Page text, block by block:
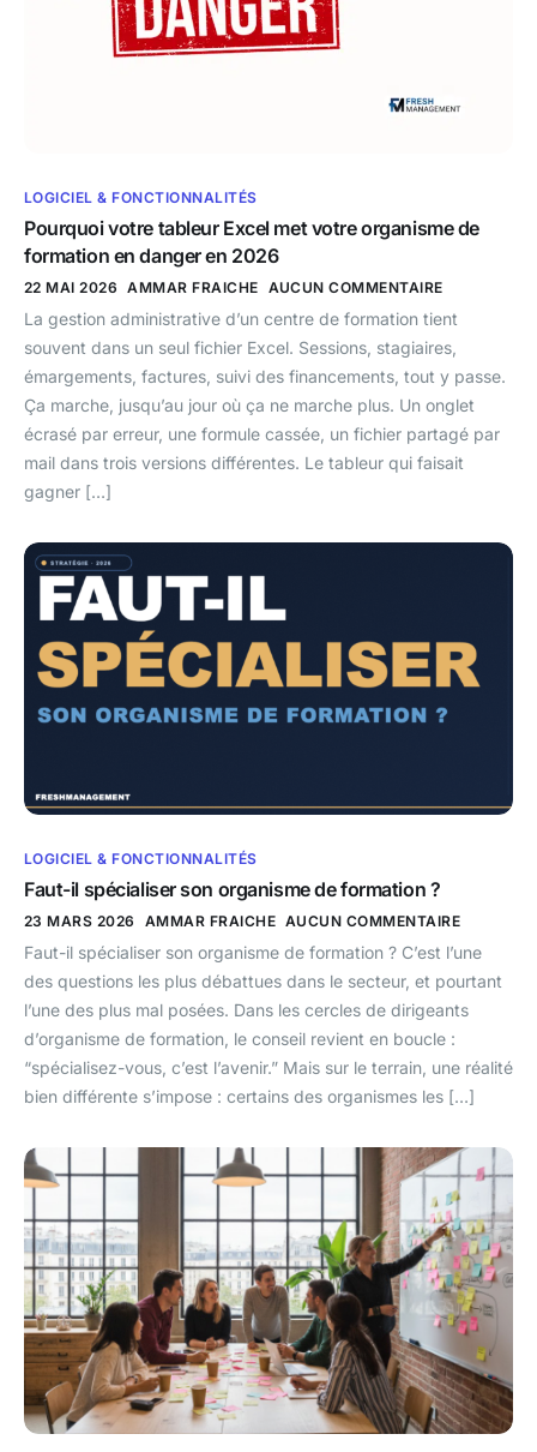
LOGICIEL & FONCTIONNALITÉS
Pourquoi votre tableur Excel met votre organisme de
formation en danger en 2026
22 MAI 2026 AMMAR FRAICHE AUCUN COMMENTAIRE
La gestion administrative d’un centre de formation tient
souvent dans un seul fichier Excel. Sessions, stagiaires,
émargements, factures, suivi des financements, tout y passe.
Ça marche, jusqu’au jour où ça ne marche plus. Un onglet
écrasé par erreur, une formule cassée, un fichier partagé par
mail dans trois versions différentes. Le tableur qui faisait
gagner […]
LOGICIEL & FONCTIONNALITÉS
Faut-il spécialiser son organisme de formation ?
23 MARS 2026 AMMAR FRAICHE AUCUN COMMENTAIRE
Faut-il spécialiser son organisme de formation ? C’est l’une
des questions les plus débattues dans le secteur, et pourtant
l’une des plus mal posées. Dans les cercles de dirigeants
d’organisme de formation, le conseil revient en boucle :
“spécialisez-vous, c’est l’avenir.” Mais sur le terrain, une réalité
bien différente s’impose : certains des organismes les […]